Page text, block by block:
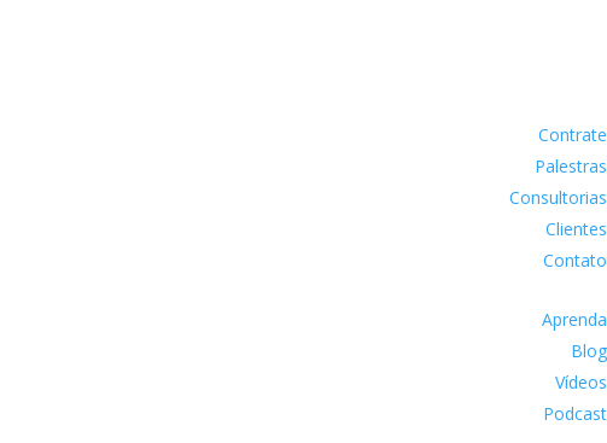
Contrate
Palestras
Consultorias
Clientes
Contato
Aprenda
Blog
Vídeos
Podcast